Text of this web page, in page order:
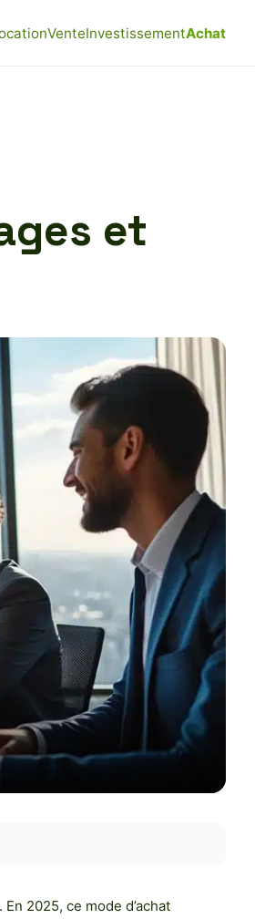
VenteInvestissementAchat
et
2025, ce mode d’achat